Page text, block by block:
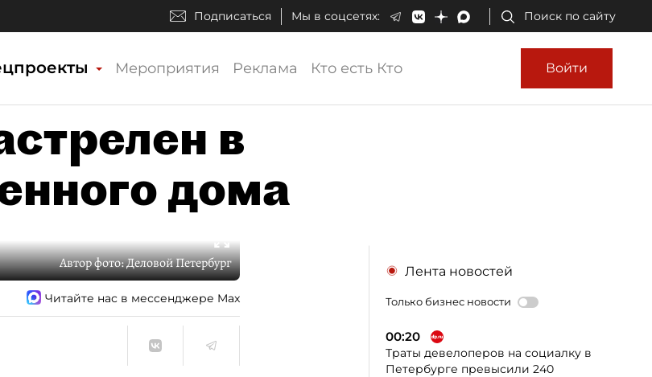
Подписаться Мы в соцсетях: Поиск по сайту
Мероприятия Реклама Кто есть Кто Войти
в
дома
Автор фото:Деловой Петербург
Читайте нас в мессенджере Max
Лента новостей
Только бизнес новости
00:20
Траты девелоперов на социалку в
Петербурге превысили 240